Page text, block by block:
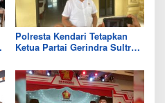
Polresta Kendari Tetapkan
Ketua Partai Gerindra Sultra